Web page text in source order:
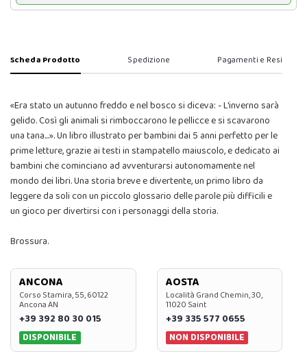
Scheda Prodotto Spedizione Pagamenti e Resi
«Era stato un autunno freddo e nel bosco si diceva: - L'inverno sarà
gelido. Così gli animali si rimboccarono le pellicce e si scavarono
una tana...». Un libro illustrato per bambini dai 5 anni perfetto per le
prime letture, grazie ai testi in stampatello maiuscolo, e dedicato ai
bambini che cominciano ad avventurarsi autonomamente nel
mondo dei libri. Una storia breve e divertente, un primo libro da
leggere da soli con un piccolo glossario delle parole più difficili e
un gioco per divertirsi con i personaggi della storia.
Brossura.
ANCONA
Corso Stamira, 55, 60122
Ancona AN
+39 392 80 30 015
DISPONIBILE
AOSTA
Località Grand Chemin, 30,
11020 Saint
+39 335 577 0655
NON DISPONIBILE